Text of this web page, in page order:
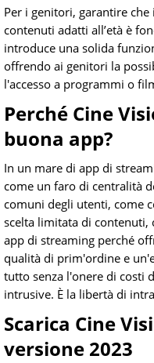
Per i genitori, garantire
contenuti adatti all’età è
introduce una solida
offrendo ai genitori la
l'accesso a programmi o
Perché Cine
buona app?
In un mare di app di
come un faro di centralità
comuni degli utenti, come
scelta limitata di contenuti,
app di streaming perché
qualità di prim'ordine e
tutto senza l'onere di costi
intrusive. È la libertà di
Scarica Cine
versione 2023